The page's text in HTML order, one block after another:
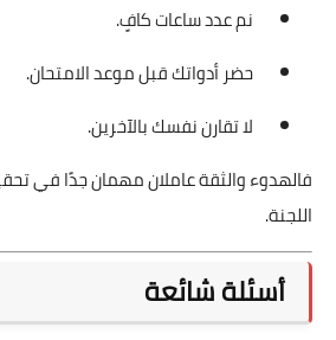
نم عدد ساعات كافٍ.
حضر أدواتك قبل موعد الامتحان.
لا تقارن نفسك بالآخرين.
فالهدوء والثقة عاملان مهمان جدًا في
اللجنة.
أسئلة شائعة